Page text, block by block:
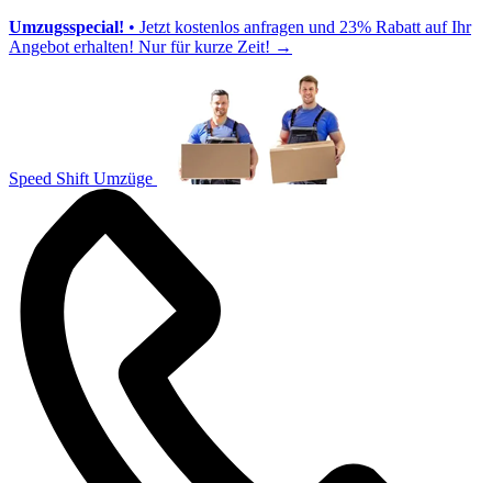
Umzugsspecial! • Jetzt kostenlos anfragen und 23% Rabatt auf Ihr
Angebot erhalten! Nur für kurze Zeit! →
Speed Shift Umzüge